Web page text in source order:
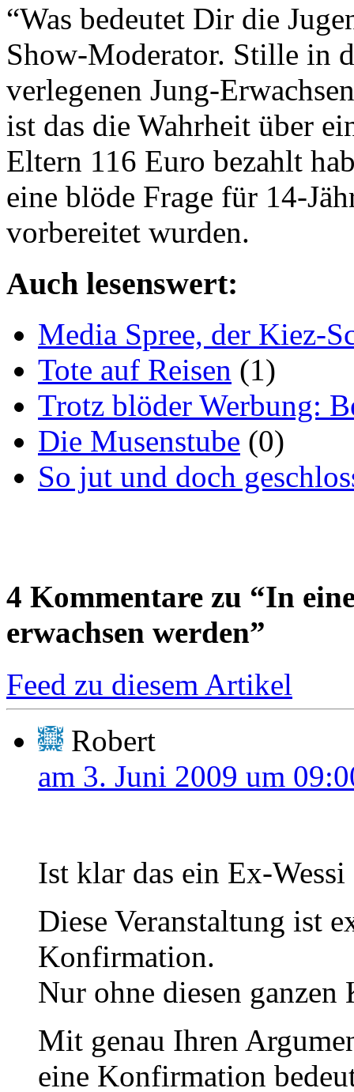
“Was bedeutet Dir die
Show-Moderator. Stille in
verlegenen Jung-
ist das die Wahrheit über
Eltern 116 Euro bezahlt
eine blöde Frage für 14-
vorbereitet wurden.
Auch lesenswert:
Media Spree, der Kiez-
Tote auf Reisen (1)
Trotz blöder Werbung:
Die Musenstube (0)
So jut und doch
4 Kommentare zu “In
erwachsen werden”
Feed zu diesem Artikel
Robert
am 3. Juni 2009 um
Ist klar das ein Ex-
Diese Veranstaltung ist
Konfirmation.
Nur ohne diesen ganzen
Mit genau Ihren
eine Konfirmation